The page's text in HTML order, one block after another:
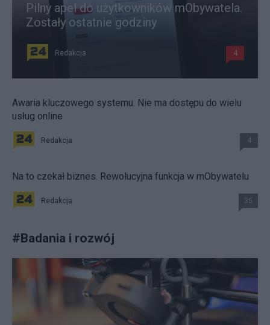
Pilny apel do użytkowników mObywatela.
Zostały ostatnie godziny
Redakcja 4
Awaria kluczowego systemu. Nie ma dostępu do wielu
usług online
Redakcja 4
Na to czekał biznes. Rewolucyjna funkcja w mObywatelu
Redakcja 35
#Badania i rozwój